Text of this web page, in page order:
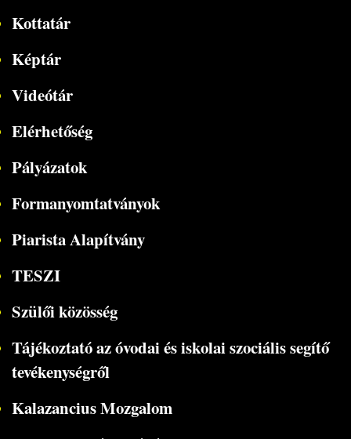
Kottatár
Képtár
Videótár
Elérhetőség
Pályázatok
Formanyomtatványok
Piarista Alapítvány
TESZI
Szülői közösség
Tájékoztató az óvodai és iskolai szociális segítő
tevékenységről
Kalazancius Mozgalom